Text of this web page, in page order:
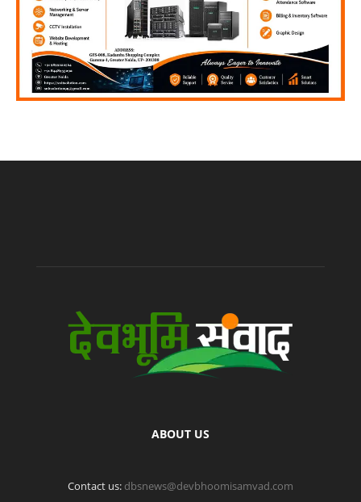
ABOUT US
Contact us: dbsnews@devbhoomisamvad.com